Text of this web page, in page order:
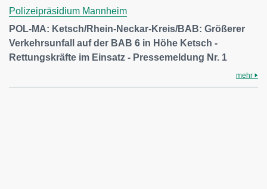
Polizeipräsidium Mannheim
POL-MA: Ketsch/Rhein-Neckar-Kreis/BAB: Größerer
Verkehrsunfall auf der BAB 6 in Höhe Ketsch -
Rettungskräfte im Einsatz - Pressemeldung Nr. 1
mehr